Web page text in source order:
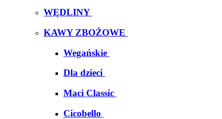
WĘDLINY
KAWY ZBOŻOWE
Wegańskie
Dla dzieci
Maci Classic
Cicobello